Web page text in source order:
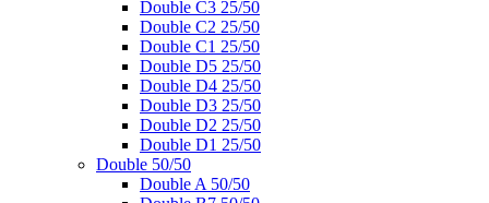
Double C3 25/50
Double C2 25/50
Double C1 25/50
Double D5 25/50
Double D4 25/50
Double D3 25/50
Double D2 25/50
Double D1 25/50
Double 50/50
Double A 50/50